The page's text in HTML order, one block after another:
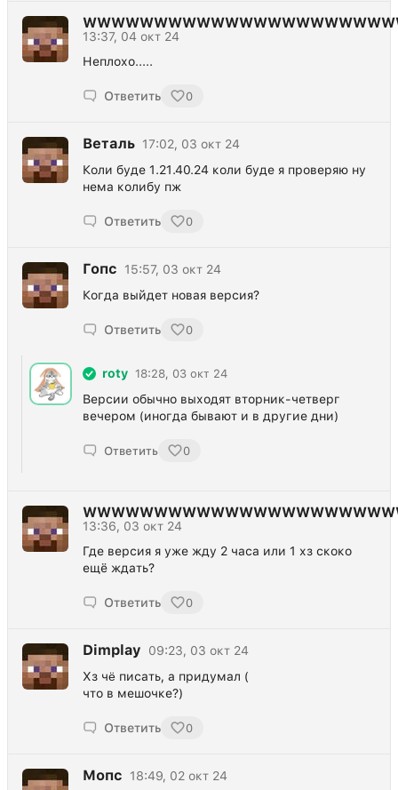
13:37, 04 окт 24
Неплохо.....
Ответить 0
Веталь 17:02, 03 окт 24
Коли буде 1.21.40.24 коли буде я проверяю ну
нема колибу пж
Ответить 0
Гопс
15:57, 03 окт 24
Когда выйдет новая версия?
Ответить 0
roty 18:28, 03 окт 24
Версии обычно выходят вторник-четверг
вечером (иногда бывают и в другие дни)
Ответить 0
13:36, 03 окт 24
Где версия я уже жду 2 часа или 1 хз скоко
ещё ждать?
Ответить 0
Dimplay
09:23, 03 окт 24
Хз чë писать, а придумал (
что в мешочке?)
Ответить 0
Мопс
18:49, 02 окт 24